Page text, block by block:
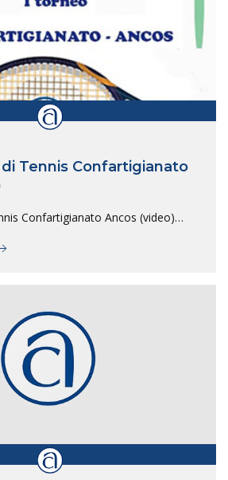
Tennis Confartigianato
Confartigianato Ancos (video)…